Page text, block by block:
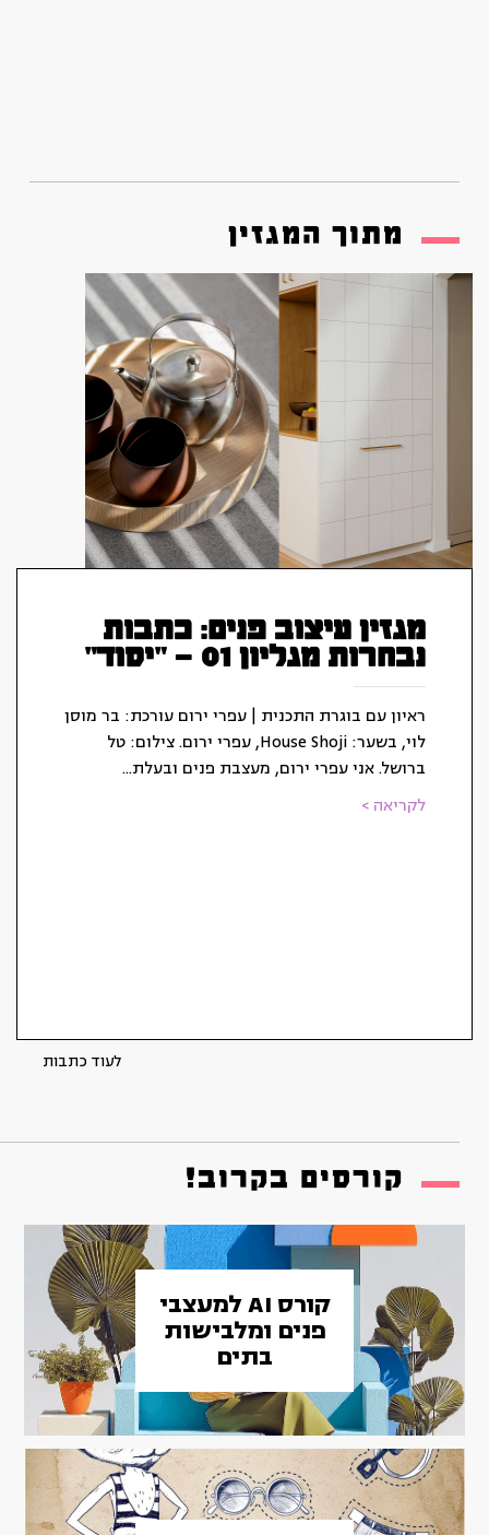
מתוך המגזין
מגזין עיצוב פנים: כתבות
נבחרות מגליון 01 – "יסוד"
ראיון עם בוגרת התכנית | עפרי ירום עורכת: בר מוסן
לוי, בשער: House Shoji, עפרי ירום. צילום: טל
ברושל. אני עפרי ירום, מעצבת פנים ובעלת...
לקריאה >
לעוד כתבות
קורסים בקרוב!
קורס AI למעצבי
פנים ומלבישות
בתים